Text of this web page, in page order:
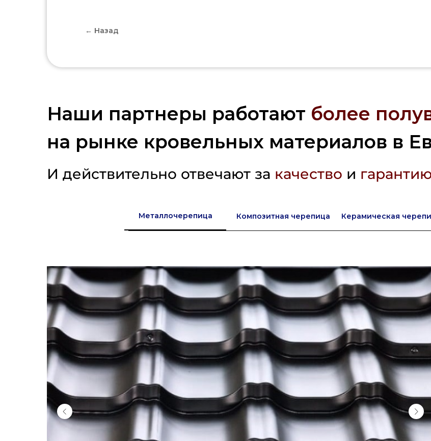
← Назад
Наши партнеры работают более
на рынке кровельных материалов в
И действительно отвечают за качество и
Металлочерепица Композитная черепица Керамическая